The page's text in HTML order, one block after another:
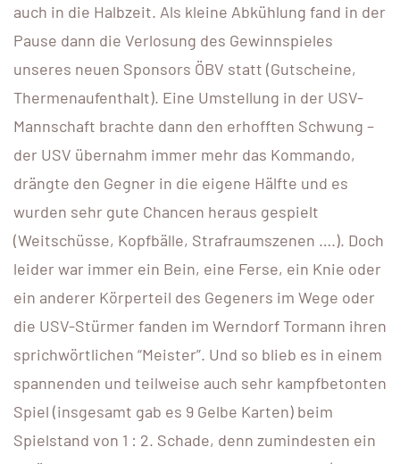
auch in die Halbzeit. Als kleine Abkühlung fand in der
Pause dann die Verlosung des Gewinnspieles
unseres neuen Sponsors ÖBV statt (Gutscheine,
Thermenaufenthalt). Eine Umstellung in der USV-
Mannschaft brachte dann den erhofften Schwung –
der USV übernahm immer mehr das Kommando,
drängte den Gegner in die eigene Hälfte und es
wurden sehr gute Chancen heraus gespielt
(Weitschüsse, Kopfbälle, Strafraumszenen ….). Doch
leider war immer ein Bein, eine Ferse, ein Knie oder
ein anderer Körperteil des Gegeners im Wege oder
die USV-Stürmer fanden im Werndorf Tormann ihren
sprichwörtlichen “Meister”. Und so blieb es in einem
spannenden und teilweise auch sehr kampfbetonten
Spiel (insgesamt gab es 9 Gelbe Karten) beim
Spielstand von 1 : 2. Schade, denn zumindesten ein